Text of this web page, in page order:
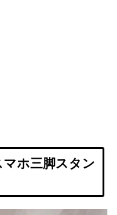
ホ三脚スタン